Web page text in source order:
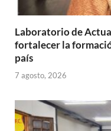
Laboratorio de
fortalecer la
país
7 agosto, 2026